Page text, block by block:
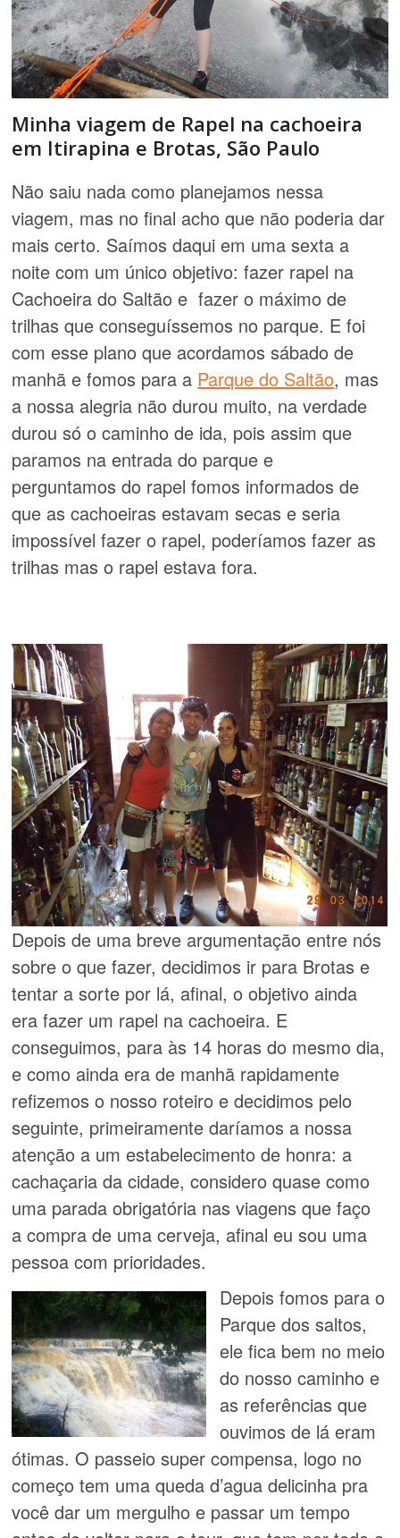
Minha viagem de Rapel na cachoeira
em Itirapina e Brotas, São Paulo
Não saiu nada como planejamos nessa
viagem, mas no final acho que não poderia dar
mais certo. Saímos daqui em uma sexta a
noite com um único objetivo: fazer rapel na
Cachoeira do Saltão e fazer o máximo de
trilhas que conseguíssemos no parque. E foi
com esse plano que acordamos sábado de
manhã e fomos para a Parque do Saltão, mas
a nossa alegria não durou muito, na verdade
durou só o caminho de ida, pois assim que
paramos na entrada do parque e
perguntamos do rapel fomos informados de
que as cachoeiras estavam secas e seria
impossível fazer o rapel, poderíamos fazer as
trilhas mas o rapel estava fora.
Depois de uma breve argumentação entre nós
sobre o que fazer, decidimos ir para Brotas e
tentar a sorte por lá, afinal, o objetivo ainda
era fazer um rapel na cachoeira. E
conseguimos, para às 14 horas do mesmo dia,
e como ainda era de manhã rapidamente
refizemos o nosso roteiro e decidimos pelo
seguinte, primeiramente daríamos a nossa
atenção a um estabelecimento de honra: a
cachaçaria da cidade, considero quase como
uma parada obrigatória nas viagens que faço
a compra de uma cerveja, afinal eu sou uma
pessoa com prioridades.
Depois fomos para o
Parque dos saltos,
ele fica bem no meio
do nosso caminho e
as referências que
ouvimos de lá eram
ótimas. O passeio super compensa, logo no
começo tem uma queda d’agua delicinha pra
você dar um mergulho e passar um tempo